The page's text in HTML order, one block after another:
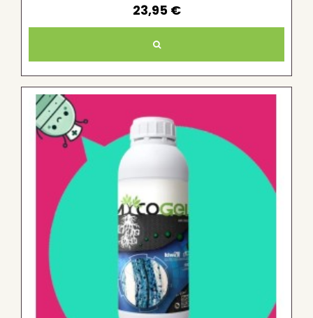
23,95 €